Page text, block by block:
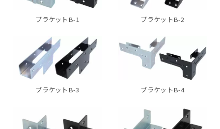
ブラケットB-1 ブラケットB-2
ブラケットB-3 ブラケットB-4